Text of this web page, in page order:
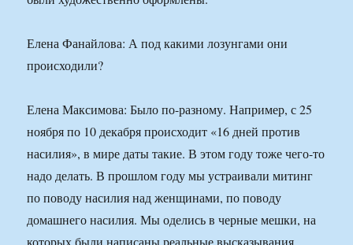
Елена Фанайлова: А под какими лозунгами они
происходили?
Елена Максимова: Было по-разному. Например, с 25
ноября по 10 декабря происходит «16 дней против
насилия», в мире даты такие. В этом году тоже чего-то
надо делать. В прошлом году мы устраивали митинг
по поводу насилия над женщинами, по поводу
домашнего насилия. Мы оделись в черные мешки, на